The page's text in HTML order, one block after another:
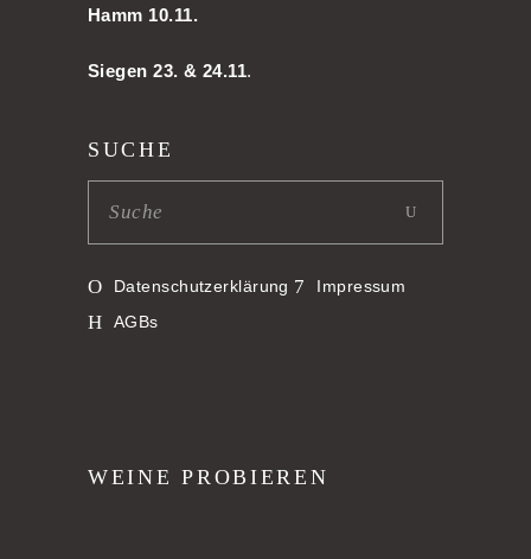
Hamm 10.11.
Siegen 23. & 24.11.
SUCHE
Datenschutzerklärung
Impressum
AGBs
WEINE PROBIEREN